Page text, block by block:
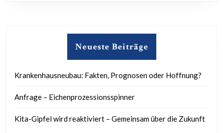
Neueste Beiträge
Krankenhausneubau: Fakten, Prognosen oder Hoffnung?
Anfrage – Eichenprozessionsspinner
Kita-Gipfel wird reaktiviert – Gemeinsam über die Zukunft